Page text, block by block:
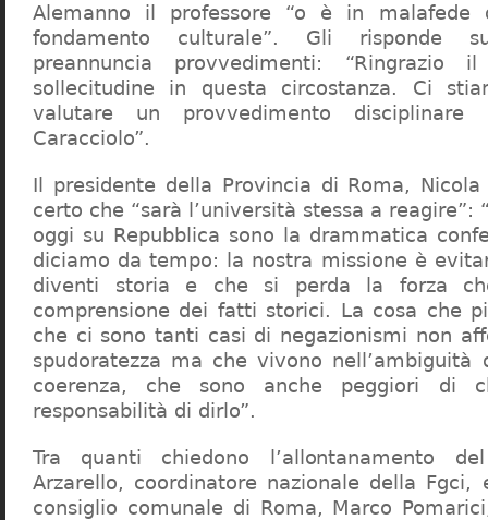
Alemanno il professore “o è in malafede
fondamento culturale”. Gli risponde
preannuncia provvedimenti:
sollecitudine in questa circostanza. Ci
valutare un provvedimento
Caracciolo”.
Il presidente della Provincia di Roma,
certo che “sarà l’università stessa a reagire”:
oggi su Repubblica sono la drammatica
diciamo da tempo: la nostra missione è
diventi storia e che si perda la forza
comprensione dei fatti storici. La cosa che
che ci sono tanti casi di negazionismi non
spudoratezza ma che vivono nell’ambiguità
coerenza, che sono anche peggiori di
responsabilità di dirlo”.
Tra quanti chiedono l’allontanamento
Arzarello, coordinatore nazionale della
consiglio comunale di Roma, Marco